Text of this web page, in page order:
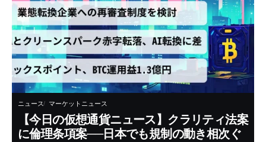
ニュース マーケットニュース
【今日の仮想通貨ニュース】クラリティ法案
に倫理条項案──日本でも規制の動き相次ぐ